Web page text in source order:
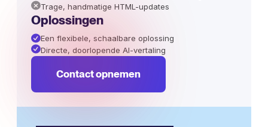
Trage, handmatige HTML-updates
Oplossingen
Een flexibele, schaalbare oplossing
Directe, doorlopende AI-vertaling
Contact opnemen